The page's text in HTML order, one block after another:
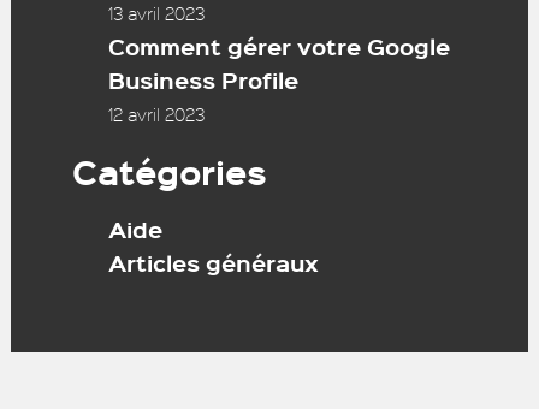
13 avril 2023
Comment gérer votre Google
Business Profile
12 avril 2023
Catégories
Aide
Articles généraux